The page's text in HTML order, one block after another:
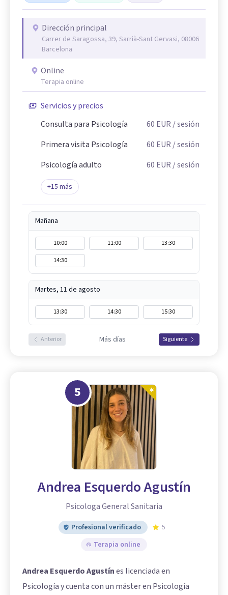
Dirección principal
Carrer de Saragossa, 39, Sarrià-Sant Gervasi, 08006
Barcelona
Online
Terapia online
Servicios y precios
Consulta para Psicología
60 EUR / sesión
Primera visita Psicología
60 EUR / sesión
Psicología adulto
60 EUR / sesión
+15 más
Mañana
10:00 11:00
13:30
14:30
Martes, 11 de agosto
13:30 14:30 15:30
Anterior Más días Siguiente
5
Andrea Esquerdo Agustín
Psicologa General Sanitaria
Profesional verificado
5
Terapia online
Andrea Esquerdo Agustínes licenciada en
Psicología y cuenta con un máster en Psicología